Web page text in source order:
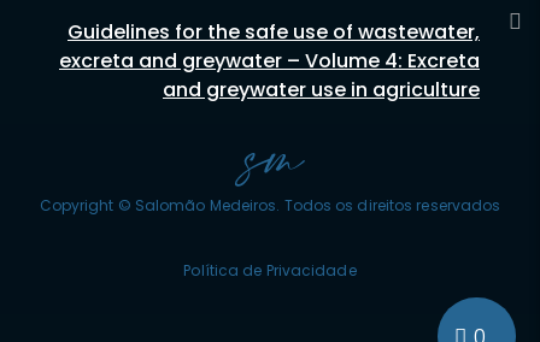
Guidelines for the safe use of wastewater,
excreta and greywater – Volume 4: Excreta
and greywater use in agriculture
Copyright © Salomão Medeiros. Todos os direitos reservados
Política de Privacidade
0